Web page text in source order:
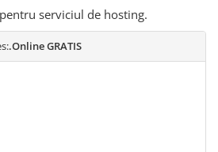
serviciul de hosting.
.Online GRATIS